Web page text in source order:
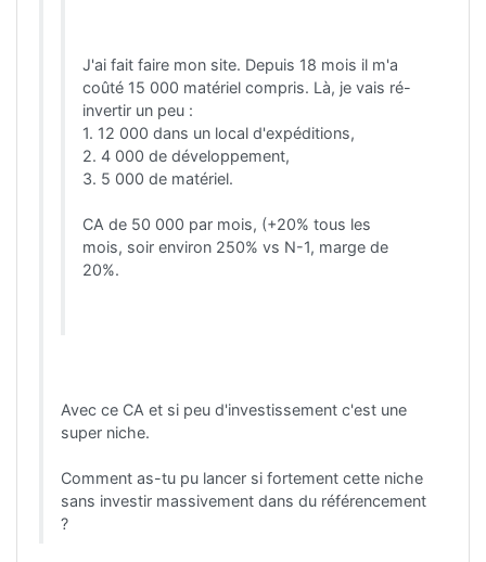
J'ai fait faire mon site. Depuis 18 mois il m'a
coûté 15 000 matériel compris. Là, je vais ré-
invertir un peu :
1. 12 000 dans un local d'expéditions,
2. 4 000 de développement,
3. 5 000 de matériel.
CA de 50 000 par mois, (+20% tous les
mois, soir environ 250% vs N-1, marge de
20%.
Avec ce CA et si peu d'investissement c'est une
super niche.
Comment as-tu pu lancer si fortement cette niche
sans investir massivement dans du référencement
?